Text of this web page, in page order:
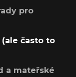
pro
často to
a mateřské